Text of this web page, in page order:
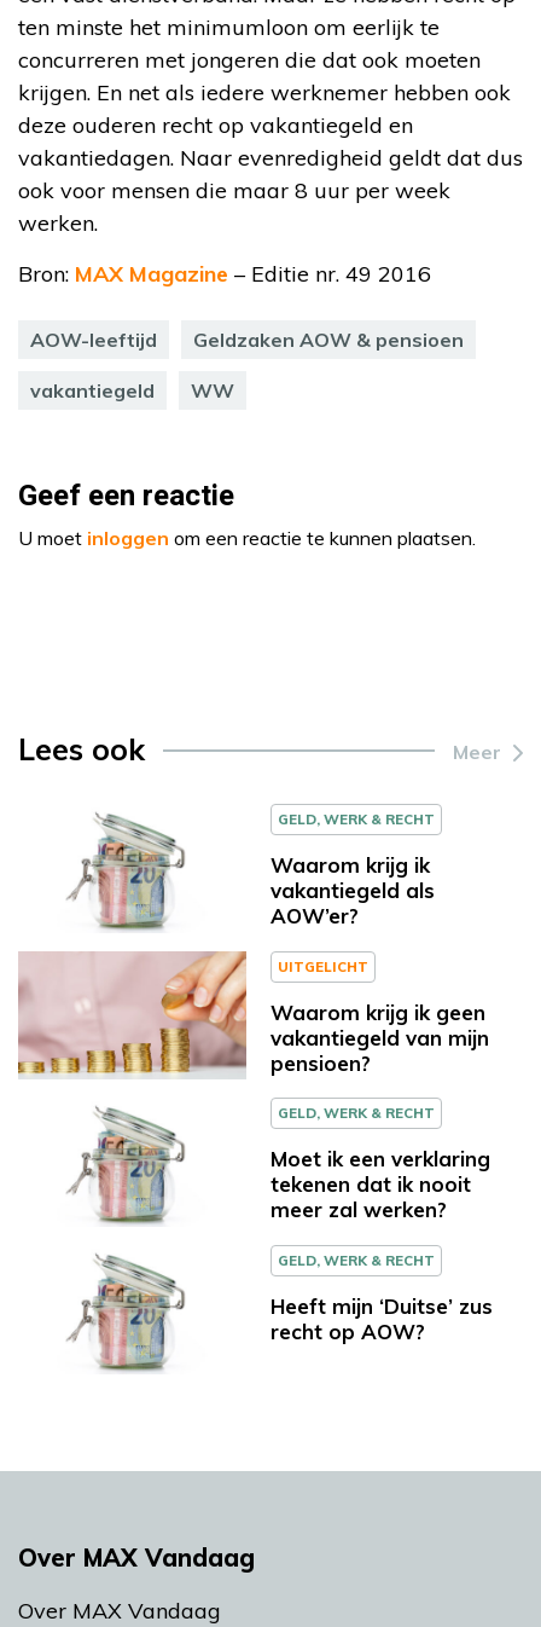
ten minste het minimumloon om eerlijk te
concurreren met jongeren die dat ook moeten
krijgen. En net als iedere werknemer hebben ook
deze ouderen recht op vakantiegeld en
vakantiedagen. Naar evenredigheid geldt dat dus
ook voor mensen die maar 8 uur per week
werken.
Bron: MAX Magazine – Editie nr. 49 2016
AOW-leeftijd Geldzaken AOW & pensioen
vakantiegeld WW
Geef een reactie
U moet inloggen om een reactie te kunnen plaatsen.
Lees ook Meer
GELD, WERK & RECHT
Waarom krijg ik
vakantiegeld als
AOW’er?
UITGELICHT
Waarom krijg ik geen
vakantiegeld van mijn
pensioen?
GELD, WERK & RECHT
Moet ik een verklaring
tekenen dat ik nooit
meer zal werken?
GELD, WERK & RECHT
Heeft mijn ‘Duitse’ zus
recht op AOW?
Over MAX Vandaag
Over MAX Vandaag